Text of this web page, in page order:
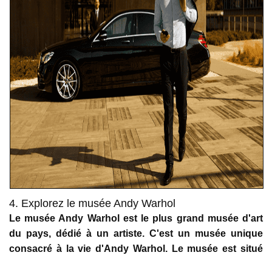
4. Explorez le musée Andy Warhol
Le musée Andy Warhol est le plus grand musée d'art
du pays, dédié à un artiste. C'est un musée unique
consacré à la vie d'Andy Warhol. Le musée est situé